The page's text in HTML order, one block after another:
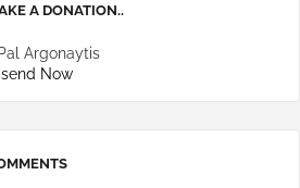
A DONATION..
Argonaytis
Now